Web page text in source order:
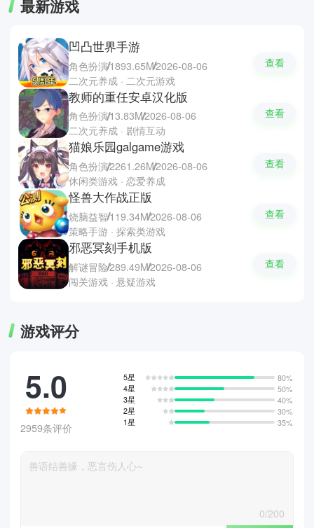
最新游戏
凹凸世界手游
角色扮演1893.65M2026-08-06
二次元养成 · 二次元游戏
查看
教师的重任安卓汉化版
角色扮演13.83M2026-08-06
二次元养成 · 剧情互动
查看
猫娘乐园galgame游戏
角色扮演2261.26M2026-08-06
休闲类游戏 · 恋爱养成
查看
怪兽大作战正版
烧脑益智119.34M2026-08-06
策略手游 · 探索类游戏
查看
邪恶冥刻手机版
解谜冒险289.49M2026-08-06
闯关游戏 · 悬疑游戏
查看
游戏评分
5.0
2959条评价
5星
80%
4星
50%
3星
40%
2星
30%
1星
35%
0/200